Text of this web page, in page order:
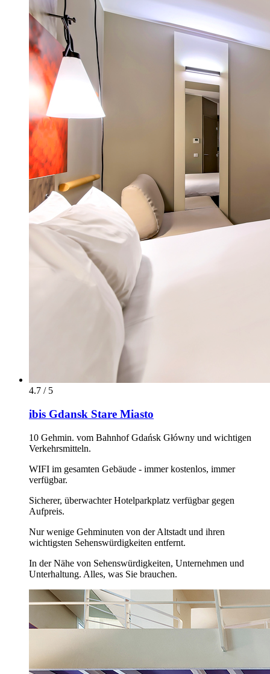
4.7 / 5
ibis Gdansk Stare Miasto
10 Gehmin. vom Bahnhof Gdańsk Główny und wichtigen
Verkehrsmitteln.
WIFI im gesamten Gebäude - immer kostenlos, immer
verfügbar.
Sicherer, überwachter Hotelparkplatz verfügbar gegen
Aufpreis.
Nur wenige Gehminuten von der Altstadt und ihren
wichtigsten Sehenswürdigkeiten entfernt.
In der Nähe von Sehenswürdigkeiten, Unternehmen und
Unterhaltung. Alles, was Sie brauchen.